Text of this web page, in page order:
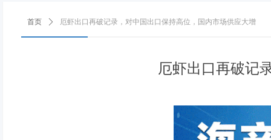
首页 ꄲ 厄虾出口再破记录，对中国出口保持高位，国内市场供应大增
厄虾出口再破记